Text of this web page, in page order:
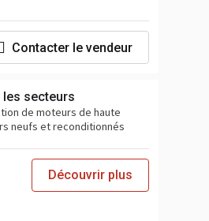
Contacter le vendeur
les secteurs
de moteurs de haute
neufs et reconditionnés
Découvrir plus